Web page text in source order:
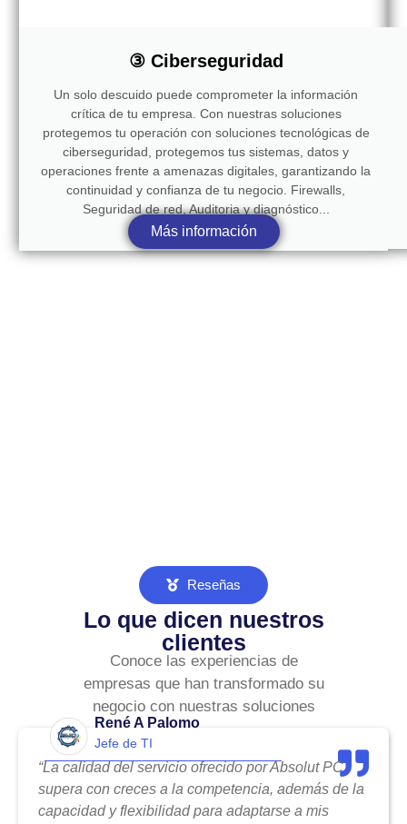
③ Ciberseguridad
Un solo descuido puede comprometer la información
crítica de tu empresa. Con nuestras soluciones
protegemos tu operación con soluciones tecnológicas de
ciberseguridad, protegemos tus sistemas, datos y
operaciones frente a amenazas digitales, garantizando la
continuidad y confianza de tu negocio. Firewalls,
Seguridad de red, Auditoria y diagnóstico...
Más información
Reseñas
Lo que dicen nuestros
clientes
Conoce las experiencias de
empresas que han transformado su
negocio con nuestras soluciones
René A Palomo
Jefe de TI
“La calidad del servicio ofrecido por Absolut PC
supera con creces a la competencia, además de la
capacidad y flexibilidad para adaptarse a mis